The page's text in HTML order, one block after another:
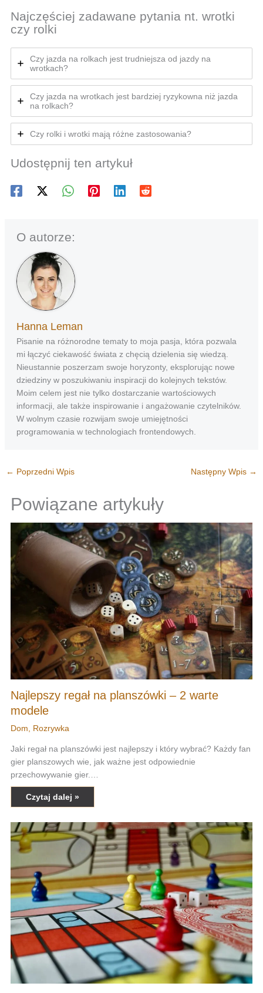
Najczęściej zadawane pytania nt. wrotki
czy rolki
Czy jazda na rolkach jest trudniejsza od jazdy na
wrotkach?
Czy jazda na wrotkach jest bardziej ryzykowna niż jazda
na rolkach?
Czy rolki i wrotki mają różne zastosowania?
Udostępnij ten artykuł
O autorze:
Hanna Leman
Pisanie na różnorodne tematy to moja pasja, która pozwala
mi łączyć ciekawość świata z chęcią dzielenia się wiedzą.
Nieustannie poszerzam swoje horyzonty, eksplorując nowe
dziedziny w poszukiwaniu inspiracji do kolejnych tekstów.
Moim celem jest nie tylko dostarczanie wartościowych
informacji, ale także inspirowanie i angażowanie czytelników.
W wolnym czasie rozwijam swoje umiejętności
programowania w technologiach frontendowych.
← Poprzedni Wpis Następny Wpis →
Powiązane artykuły
Najlepszy regał na planszówki – 2 warte
modele
Dom Rozrywka
Jaki regał na planszówki jest najlepszy i który wybrać? Każdy fan
gier planszowych wie, jak ważne jest odpowiednie
przechowywanie gier.…
Czytaj dalej »